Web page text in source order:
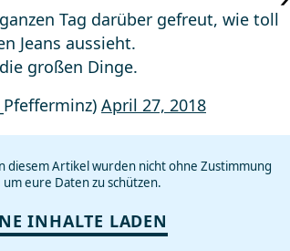
Tag darüber gefreut, wie toll
Jeans aussieht.
großen Dinge.
April 27, 2018
diesem Artikel wurden nicht ohne Zustimmung
eure Daten zu schützen.
INHALTE LADEN